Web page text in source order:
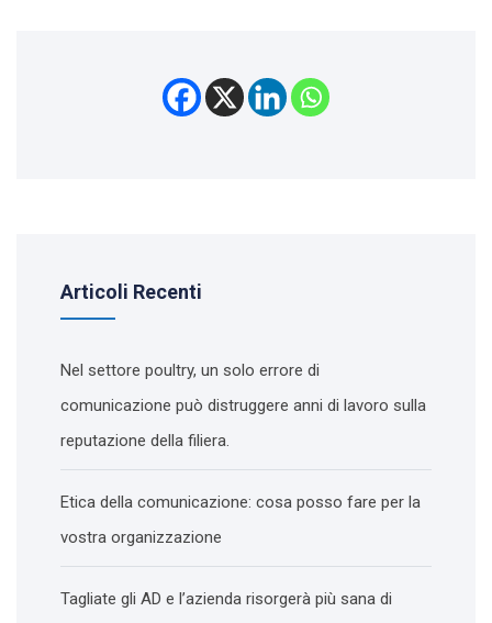
Articoli Recenti
Nel settore poultry, un solo errore di
comunicazione può distruggere anni di lavoro sulla
reputazione della filiera.
Etica della comunicazione: cosa posso fare per la
vostra organizzazione
Tagliate gli AD e l’azienda risorgerà più sana di